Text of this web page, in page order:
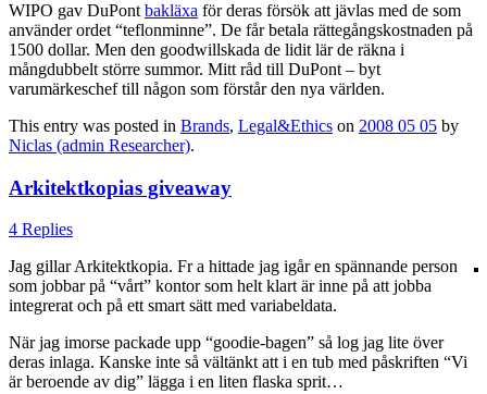
WIPO gav DuPont bakläxa för deras försök att jävlas med de som
använder ordet “teflonminne”. De får betala rättegångskostnaden på
1500 dollar. Men den goodwillskada de lidit lär de räkna i
mångdubbelt större summor. Mitt råd till DuPont – byt
varumärkeschef till någon som förstår den nya världen.
This entry was posted in Brands, Legal&Ethics on 2008 05 05 by
Niclas (admin Researcher).
Arkitektkopias giveaway
4 Replies
Jag gillar Arkitektkopia. Fr a hittade jag igår en spännande person
som jobbar på “vårt” kontor som helt klart är inne på att jobba
integrerat och på ett smart sätt med variabeldata.
När jag imorse packade upp “goodie-bagen” så log jag lite över
deras inlaga. Kanske inte så vältänkt att i en tub med påskriften “Vi
är beroende av dig” lägga i en liten flaska sprit…